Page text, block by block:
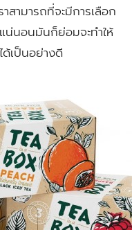
ามารถที่จะมีการเลือก
นอนมันก็ย่อมจะทำให้
ด้เป็นอย่างดี